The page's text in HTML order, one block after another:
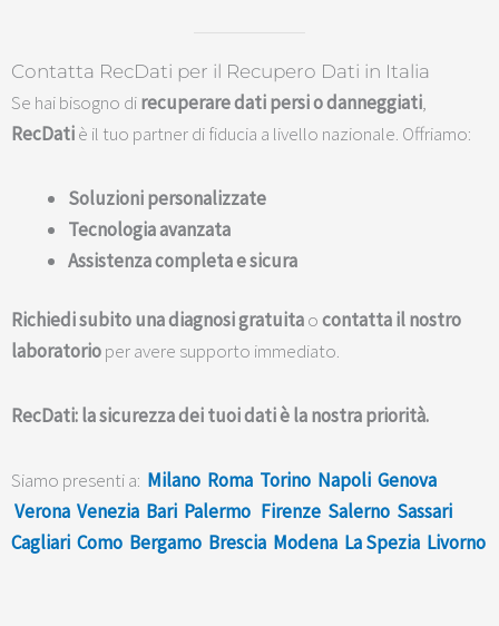
Contatta RecDati per il Recupero Dati in Italia
Se hai bisogno direcuperare dati persi o danneggiati,
RecDatiè il tuo partner di fiducia a livello nazionale. Offriamo:
Soluzioni personalizzate
Tecnologia avanzata
Assistenza completa e sicura
Richiedi subito una diagnosi gratuitaocontatta il nostro
laboratorioper avere supporto immediato.
RecDati: la sicurezza dei tuoi dati è la nostra priorità.
Siamo presenti a: Milano Roma Torino Napoli Genova
Verona Venezia Bari Palermo Firenze Salerno Sassari
Cagliari Como Bergamo Brescia Modena La Spezia Livorno